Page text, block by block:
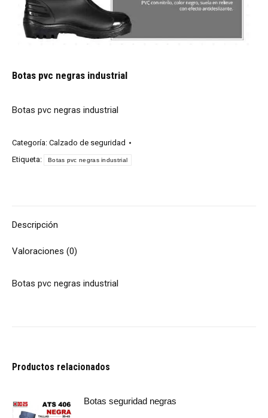
Botas pvc negras industrial
Botas pvc negras industrial
Categoría: Calzado de seguridad
Etiqueta:
Botas pvc negras industrial
Descripción
Valoraciones (0)
Botas pvc negras industrial
Productos relacionados
Botas seguridad negras